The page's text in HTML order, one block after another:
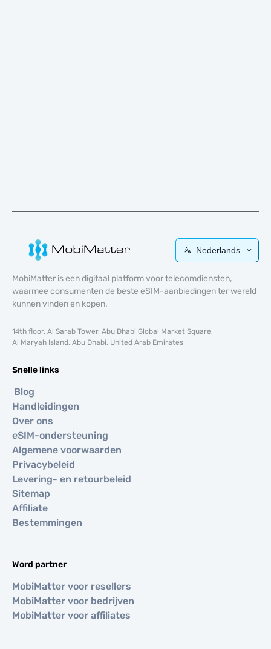
Nederlands
MobiMatter is een digitaal platform voor telecomdiensten,
waarmee consumenten de beste eSIM-aanbiedingen ter wereld
kunnen vinden en kopen.
14th floor, Al Sarab Tower, Abu Dhabi Global Market Square,
Al Maryah Island, Abu Dhabi, United Arab Emirates
Snelle links
Blog
Handleidingen
Over ons
eSIM-ondersteuning
Algemene voorwaarden
Privacybeleid
Levering- en retourbeleid
Sitemap
Affiliate
Bestemmingen
Word partner
MobiMatter voor resellers
MobiMatter voor bedrijven
MobiMatter voor affiliates